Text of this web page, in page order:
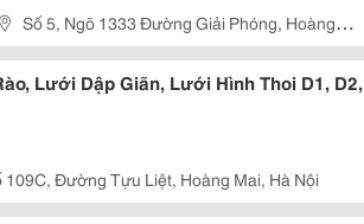
Số 5, Ngõ 1333 Đường Giải Phóng, Hoàng
Lưới Dập Giãn, Lưới Hình Thoi D1, D2,
109C, Đường Tựu Liệt, Hoàng Mai, Hà Nội